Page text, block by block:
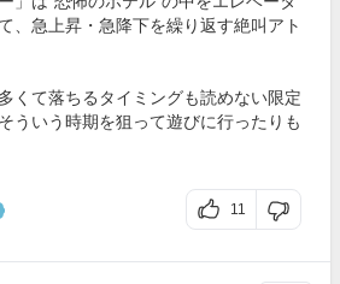
、急上昇・急降下を繰り返す絶叫アト
くて落ちるタイミングも読めない限定
ういう時期を狙って遊びに行ったりも
11